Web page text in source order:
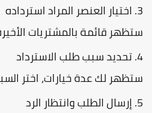
اختيار العنصر المراد استرداده
قائمة بالمشتريات
تحديد سبب طلب الاسترداد
لك عدة خيارات، اختر
إرسال الطلب وانتظار الرد